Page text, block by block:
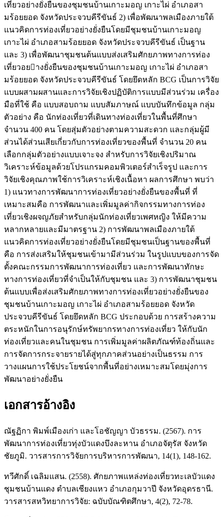
เที่ยวอย่างยั่งยืนของชุมชนบ้านเกาะมอญ เกาะไผ่ อําเภอสา
มร้อยยอด จังหวัดประจวบคีรีขันธ์ 2) เพื่อพัฒนาพลเมืองภายใต้
แนวคิดการท่องเที่ยวอย่างยั่งยืนโดยมีชุมชนบ้านเกาะมอญ
เกาะไผ่ อําเภอสามร้อยยอด จังหวัดประจวบคีรีขันธ์ เป็นฐาน
และ 3) เพื่อพัฒนาชุมชนต้นแบบส่งเสริมศักยภาพทางการท่อง
เที่ยวอยางยั่งยืนของชุมชนบ้านเกาะมอญ เกาะไผ่ อําเภอสา
มร้อยยอด จังหวัดประจวบคีรีขันธ์ โดยยึดหลัก BCG เป็นการวิจัย
แบบผสามผสานและการวิจัยเชิงปฏิบัติการแบบมีส่วนร่วม เครื่อง
มือที่ใช้ คือ แบบสอบถาม แบบสัมภาษณ์ แบบบันทึกข้อมูล กลุ่ม
ตัวอย่าง คือ นักท่องเที่ยวที่เดินทางท่องเที่ยวในพื้นที่ศึกษา
จำนวน 400 คน โดยสุ่มตัวอย่างตามความสะดวก และกลุ่มผู้มี
ส่วนได้ส่วนเสียเกี่ยวกับการท่องเที่ยวของพื้นที่ จำนวน 20 คน
เลือกกลุ่มตัวอย่างแบบเจาะจง สำหรับการวิจัยเชิงปริมาณ
วิเคราะห์ข้อมูลด้วยโปรแกรมคอมพิวเตอร์สำเร็จรูป และการ
วิจัยเชิงคุณภาพใช้การวิเคราะห์เชิงเนื้อหา ผลการศึกษา พบว่า
1) แนวทางการพัฒนาการท่องเที่ยวอย่างยั่งยืนของพื้นที่ ที่
เหมาะสมคือ การพัฒนาและเพิ่มมูลค่ากิจกรรมทางการท่อง
เที่ยวเชิงผจญภัยสำหรับกลุ่มนักท่องเที่ยวเพศหญิง ให้มีความ
หลากหลายและมีมาตรฐาน 2) การพัฒนาพลเมืองภายใต้
แนวคิดการท่องเที่ยวอย่างยั่งยืนโดยมีชุมชนเป็นฐานของพื้นที่
คือ การส่งเสริมให้ชุมชนเข้ามามีส่วนร่วม ในรูปแบบของการจัด
ตั้งคณะกรรมการพัฒนาการท่องเที่ยว และการพัฒนาทักษะ
ทางการท่องเที่ยวที่จำเป็นให้กับชุมชน และ 3) การพัฒนาชุมชน
ต้นแบบเพื่อส่งเสริมศักยภาพทางการท่องเที่ยวอย่างยั่งยืนของ
ชุมชนบ้านเกาะมอญ เกาะไผ่ อำเภอสามร้อยยอด จังหวัด
ประจวบคีรีขันธ์ โดยยึดหลัก BCG ประกอบด้วย การสร้างความ
ตระหนักในการอนุรักษ์ทรัพยากรทางการท่องเที่ยว ให้กับนัก
ท่องเที่ยวและคนในชุมชน การเพิ่มมูลค่าผลิตภัณฑ์ท้องถิ่นและ
การจัดการกระจายรายได้สู่ทุกภาคส่วนอย่างเป็นธรรม การ
วางแผนการใช้ประโยชน์จากพื้นที่อย่างเหมาะสมโดยมุ่งการ
พัฒนาอย่างยั่งยืน
เอกสารอ้างอิง
ณัฐฏิกา พิมพ์เมืองเก่า และโอชัญญา บัวธรรม. (2567). การ
พัฒนาการท่องเที่ยวทุ่งบัวแดงบึงละหาน อำเภอจัตุรัส จังหวัด
ชัยภูมิ. วารสารการวิจัยการบริหารการพัฒนา, 14(1), 148-162.
ทวีศักดิ์ เฉลิมแสน. (2558). ศักยภาพแหล่งท่องเที่ยวทะเลบัวแดง
ชุมชนบ้านแดง ตำบลเชียงแหว อำเภอกุมวาปี จังหวัดอุดรธานี.
วารสารสหวิทยาการวิจัย: ฉบับบัณฑิตศึกษา, 4(2), 72-78.